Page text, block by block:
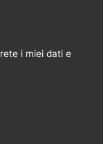
i miei dati e